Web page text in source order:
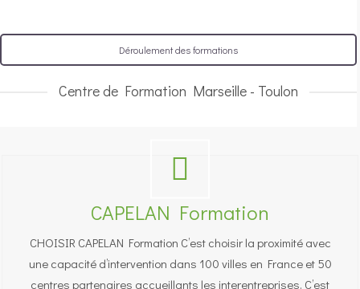
Déroulement des formations
Centre de Formation Marseille - Toulon
CAPELAN Formation
CHOISIR CAPELAN Formation C’est choisir la proximité avec
une capacité d’intervention dans 100 villes en France et 50
centres partenaires accueillants les interentreprises. C’est